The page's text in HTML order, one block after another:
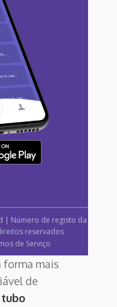
| Número de registo da
reservados
de Serviço
forma mais
de